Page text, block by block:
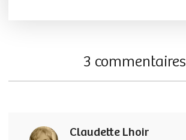
3 commentaires
Claudette Lhoir